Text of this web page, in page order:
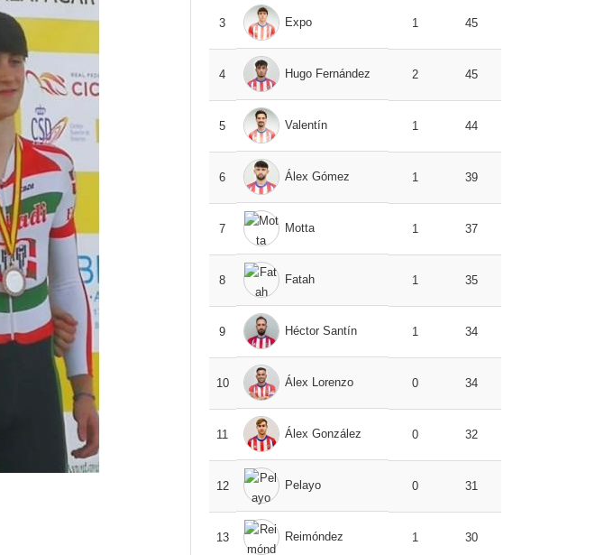
3 Expo 1 45
4 Hugo Fernández 2 45
5 Valentín 1 44
6 Álex Gómez 1 39
7 Motta 1 37
8 Fatah 1 35
9 Héctor Santín 1 34
10 Álex Lorenzo 0 34
11 Álex González 0 32
12 Pelayo 0 31
13 Reimóndez 1 30